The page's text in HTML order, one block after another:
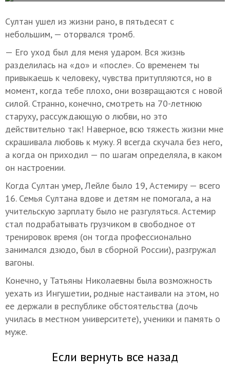
Султан ушел из жизни рано, в пятьдесят с
небольшим, — оторвался тромб.
— Его уход был для меня ударом. Вся жизнь
разделилась на «до» и «после». Со временем ты
привыкаешь к человеку, чувства притупляются, но в
момент, когда тебе плохо, они возвращаются с новой
силой. Странно, конечно, смотреть на 70-летнюю
старуху, рассуждающую о любви, но это
действительно так! Наверное, всю тяжесть жизни мне
скрашивала любовь к мужу. Я всегда скучала без него,
а когда он приходил — по шагам определяла, в каком
он настроении.
Когда Султан умер, Лейле было 19, Астемиру — всего
16. Семья Султана вдове и детям не помогала, а на
учительскую зарплату было не разгуляться. Астемир
стал подрабатывать грузчиком в свободное от
тренировок время (он тогда профессионально
занимался дзюдо, был в сборной России), разгружал
вагоны.
Конечно, у Татьяны Николаевны была возможность
уехать из Ингушетии, родные настаивали на этом, но
ее держали в республике обстоятельства (дочь
училась в местном университете), ученики и память о
муже.
Если вернуть все назад